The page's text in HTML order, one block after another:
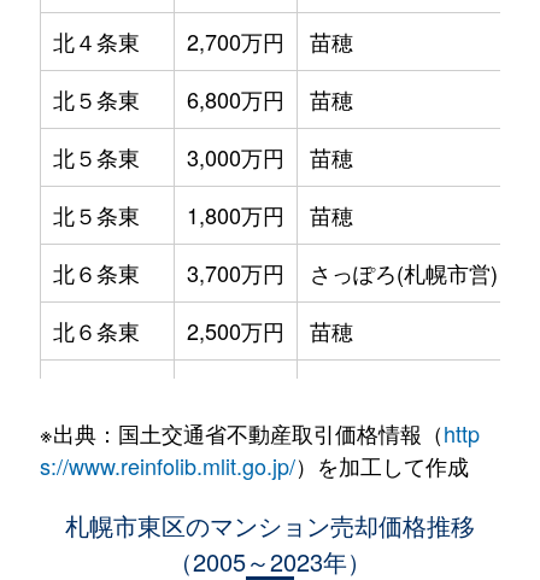
北４条東
2,700万円 苗穂
北５条東
6,800万円 苗穂
北５条東
3,000万円 苗穂
北５条東
1,800万円 苗穂
北６条東
3,700万円 さっぽろ(札幌市営)
北６条東
2,500万円 苗穂
北６条東
3,400万円 東区役所前
3,700万円 東区役所前
※出典：国土交通省不動産取引価格情報（http
s://www.reinfolib.mlit.go.jp/）を加工して作成
札幌市東区のマンション売却価格推移
（2005～2023年）